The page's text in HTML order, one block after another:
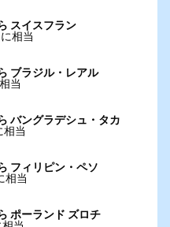
スイスフラン
相当
ブラジル・レアル
当
バングラデシュ・タカ
相当
フィリピン・ペソ
相当
ポーランド ズロチ